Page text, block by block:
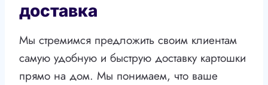
доставка
Мы стремимся предложить своим клиентам
самую удобную и быструю доставку картошки
прямо на дом. Мы понимаем, что ваше